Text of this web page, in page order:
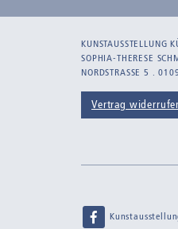
KUNSTAUSSTELLUNG
SOPHIA-THERESE
NORDSTRASSE 5 .
Vertrag